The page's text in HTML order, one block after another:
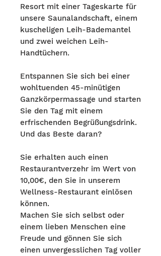
Resort mit einer Tageskarte für
unsere Saunalandschaft, einem
kuscheligen Leih-Bademantel
und zwei weichen Leih-
Handtüchern.
Entspannen Sie sich bei einer
wohltuenden 45-minütigen
Ganzkörpermassage und starten
Sie den Tag mit einem
erfrischenden Begrüßungsdrink.
Und das Beste daran?
Sie erhalten auch einen
Restaurantverzehr im Wert von
10,00€, den Sie in unserem
Wellness-Restaurant einlösen
können.
Machen Sie sich selbst oder
einem lieben Menschen eine
Freude und gönnen Sie sich
einen unvergesslichen Tag voller